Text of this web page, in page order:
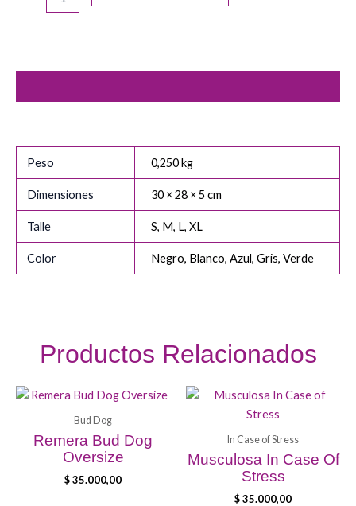
Peso 0,250 kg
Dimensiones 30 × 28 × 5 cm
Talle S, M, L, XL
Color Negro, Blanco, Azul, Gris, Verde
Productos Relacionados
Bud Dog
Remera Bud Dog
Oversize
$35.000,00
In Case of Stress
Musculosa In Case Of
Stress
$35.000,00